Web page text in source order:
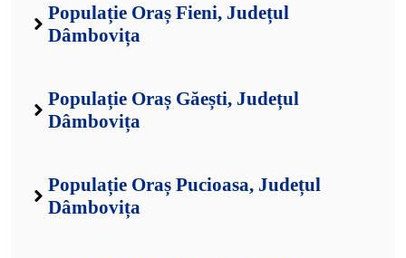
Populație Oraș Fieni, Județul
Dâmbovița
Populație Oraș Găești, Județul
Dâmbovița
Populație Oraș Pucioasa, Județul
Dâmbovița